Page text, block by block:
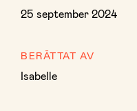
25 september 2024
BERÄTTAT AV
Isabelle